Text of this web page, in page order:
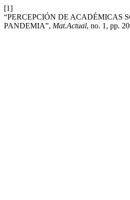
[1]
“PERCEPCIÓN DE ACADÉMICAS
PANDEMIA”, Mat.Actual, no. 1, pp.